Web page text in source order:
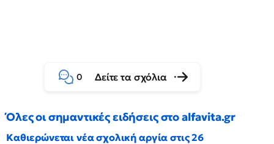
0 Δείτε τα σχόλια
Όλες οι σημαντικές ειδήσεις στο alfavita.gr
Καθιερώνεται νέα σχολική αργία στις 26